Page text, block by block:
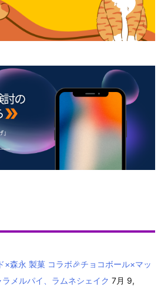
×森永 製菓 コラボ🎉チョコボール×マッ
メルパイ、ラムネシェイク 7月 9,